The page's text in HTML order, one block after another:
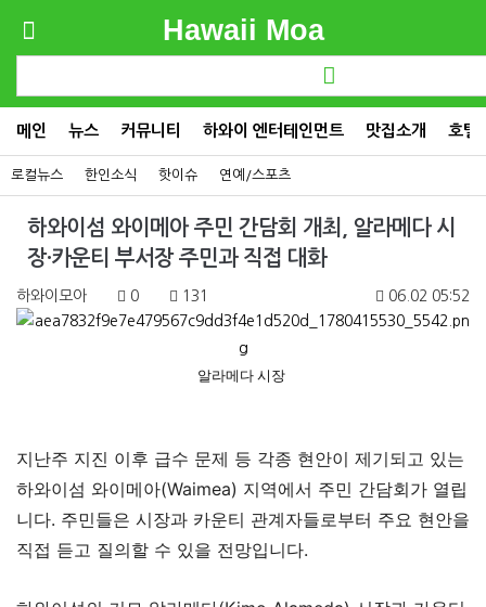
Hawaii Moa
메인 뉴스 커뮤니티 하와이 엔터테인먼트 맛집소개 호텔
로컬뉴스 한인소식 핫이슈 연예/스포츠
하와이섬 와이메아 주민 간담회 개최, 알라메다 시
장·카운티 부서장 주민과 직접 대화
하와이모아 0 131 06.02 05:52
알라메다 시장
지난주 지진 이후 급수 문제 등 각종 현안이 제기되고 있는
하와이섬 와이메아(Waimea) 지역에서 주민 간담회가 열립
니다. 주민들은 시장과 카운티 관계자들로부터 주요 현안을
직접 듣고 질의할 수 있을 전망입니다.